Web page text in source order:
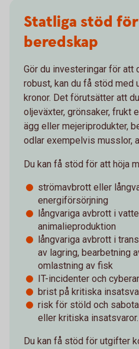
Statliga stöd
beredskap
Gör du investeringar för
robust, kan du få stöd med
kronor. Det förutsätter att
oljeväxter, grönsaker, frukt
ägg eller mejeriprodukter,
odlar exempelvis musslor,
Du kan få stöd för att höja
strömavbrott eller
energiförsörjning
långvariga avbrott i
animalieproduktion
långvariga avbrott i
av lagring, bearbetning
omlastning av fisk
IT-incidenter och
brist på kritiska
risk för stöld och
eller kritiska insatsvaror.
Du kan få stöd för utgifter